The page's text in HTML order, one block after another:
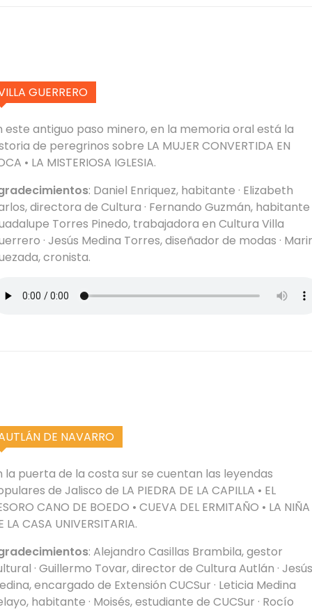
GUERRERO
este antiguo paso minero, en la memoria oral está la
de peregrinos sobre LA MUJER CONVERTIDA EN
• LA MISTERIOSA IGLESIA.
: Daniel Enriquez, habitante · Elizabeth
directora de Cultura · Fernando Guzmán, habitante
Torres Pinedo, trabajadora en Cultura Villa
· Jesús Medina Torres, diseñador de modas ·
cronista.
DE NAVARRO
la puerta de la costa sur se cuentan las leyendas
de Jalisco de LA PIEDRA DE LA CAPILLA • EL
CANO DE BOEDO • CUEVA DEL ERMITAÑO • LA NIÑA
LA CASA UNIVERSITARIA.
: Alejandro Casillas Brambila, gestor
· Guillermo Tovar, director de Cultura Autlán · Jesús
encargado de Extensión CUCSur · Leticia Medina
habitante · Moisés, estudiante de CUCSur · Rocío